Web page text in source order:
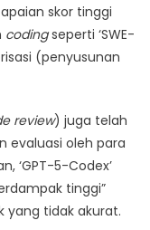
skor tinggi
codingseperti ‘SWE-
(penyusunan
review) juga telah
evaluasi oleh para
‘GPT-5-Codex’
tinggi”
yang tidak akurat.